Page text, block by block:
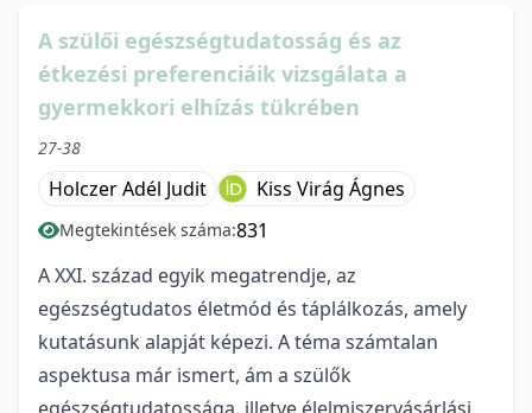
A szülői egészségtudatosság és az
étkezési preferenciáik vizsgálata a
gyermekkori elhízás tükrében
27-38
Holczer Adél Judit Kiss Virág Ágnes
Megtekintések száma:831
A XXI. század egyik megatrendje, az
egészségtudatos életmód és táplálkozás, amely
kutatásunk alapját képezi. A téma számtalan
aspektusa már ismert, ám a szülők